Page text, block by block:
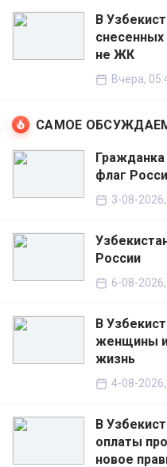
В
снесенных
не ЖК
Вчера,
САМОЕ
флаг
3-08-
России
6-08-
В
женщины и
жизнь
4-08-
В
оплаты
новое